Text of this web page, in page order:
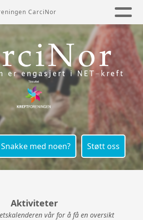
CarciNor
Snakke med noen? Støtt oss
Aktiviteter
vår for å få en oversikt